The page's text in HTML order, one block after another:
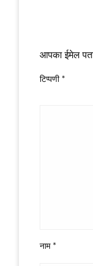
आपका ईमेल पता
टिप्पणी *
नाम *